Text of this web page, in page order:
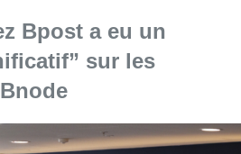
Bpost a eu un
sur les